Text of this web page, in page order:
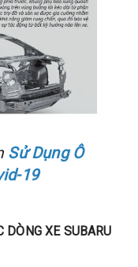
Sử Dụng Ô
19
XE SUBARU